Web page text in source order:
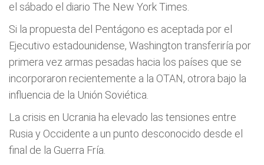
el sábado el diario The New York Times.
Si la propuesta del Pentágono es aceptada por el
Ejecutivo estadounidense, Washington transferiría por
primera vez armas pesadas hacia los países que se
incorporaron recientemente a la OTAN, otrora bajo la
influencia de la Unión Soviética.
La crisis en Ucrania ha elevado las tensiones entre
Rusia y Occidente a un punto desconocido desde el
final de la Guerra Fría.